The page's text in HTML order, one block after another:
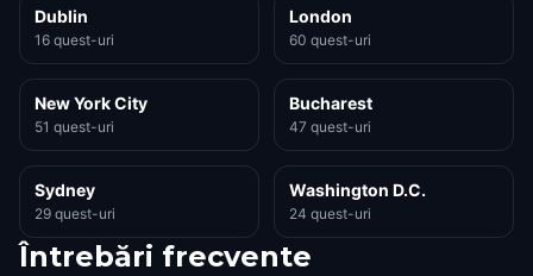
Dublin
16 quest-uri
London
60 quest-uri
New York City
51 quest-uri
Bucharest
47 quest-uri
Sydney
29 quest-uri
Washington D.C.
24 quest-uri
Întrebări frecvente